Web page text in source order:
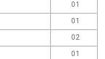
01
01
02
01